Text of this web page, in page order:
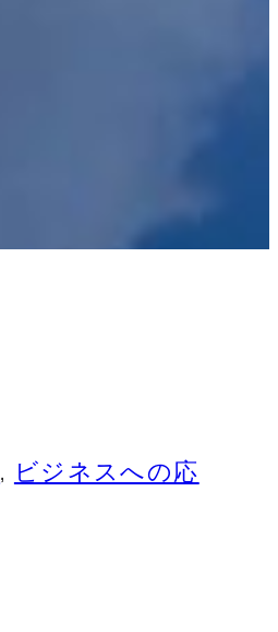
, ビジネスへの応